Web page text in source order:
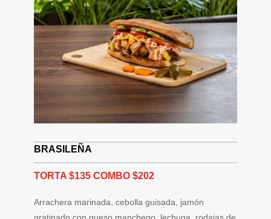
BRASILEÑA
TORTA $135 COMBO $202
Arrachera marinada, cebolla guisada, jamón